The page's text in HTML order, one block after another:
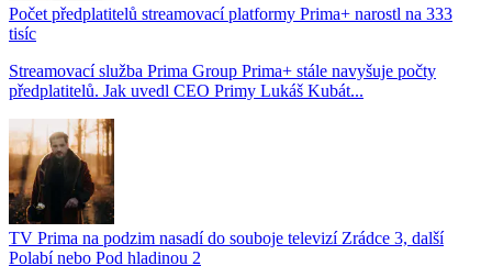
Počet předplatitelů streamovací platformy Prima+ narostl na 333
tisíc
Streamovací služba Prima Group Prima+ stále navyšuje počty
předplatitelů. Jak uvedl CEO Primy Lukáš Kubát...
TV Prima na podzim nasadí do souboje televizí Zrádce 3, další
Polabí nebo Pod hladinou 2